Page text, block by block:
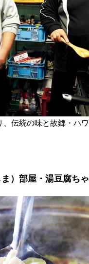
伝統の味と故郷・ハワ
）部屋・湯豆腐ちゃ